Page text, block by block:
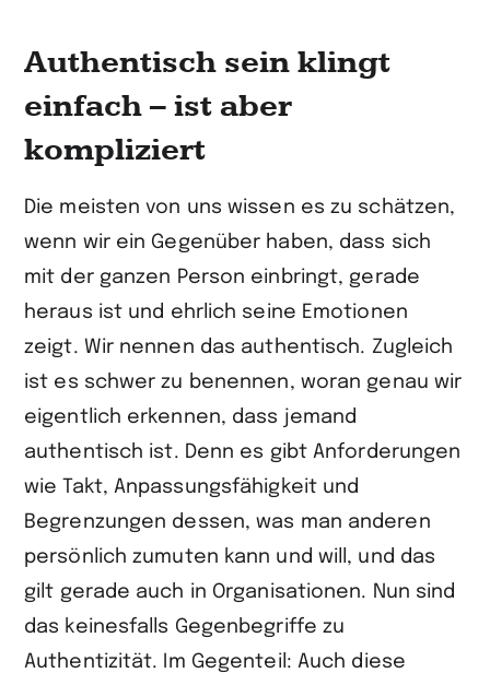
Authentisch sein klingt
einfach – ist aber
kompliziert
Die meisten von uns wissen es zu schätzen,
wenn wir ein Gegenüber haben, dass sich
mit der ganzen Person einbringt, gerade
heraus ist und ehrlich seine Emotionen
zeigt. Wir nennen das authentisch. Zugleich
ist es schwer zu benennen, woran genau wir
eigentlich erkennen, dass jemand
authentisch ist. Denn es gibt Anforderungen
wie Takt, Anpassungsfähigkeit und
Begrenzungen dessen, was man anderen
persönlich zumuten kann und will, und das
gilt gerade auch in Organisationen. Nun sind
das keinesfalls Gegenbegriffe zu
Authentizität. Im Gegenteil: Auch diese